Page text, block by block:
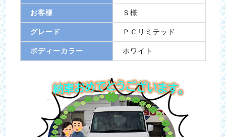
お客様 Ｓ様
グレード ＰＣリミテッド
ボディーカラー ホワイト